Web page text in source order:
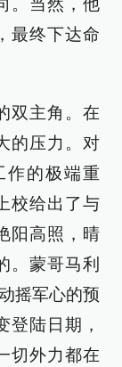
。当然，他
最终下达命
双主角。在
的压力。对
作的极端重
校给出了与
阳高照，晴
。蒙哥马利
摇军心的预
登陆日期，
切外力都在